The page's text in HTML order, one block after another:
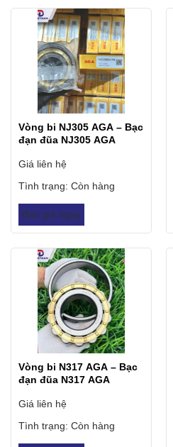
Vòng bi NJ305 AGA – Bạc
đạn đũa NJ305 AGA
Giá liên hệ
Tình trạng: Còn hàng
Báo giá ngay
Vòng bi N317 AGA – Bạc
đạn đũa N317 AGA
Giá liên hệ
Tình trạng: Còn hàng